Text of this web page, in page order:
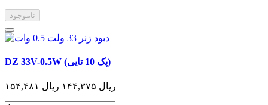
ناموجود
DZ 33V-0.5W (پک 10 تایی)
۱۵۴,۴۸۱ ریال ۱۴۴,۳۷۵ ریال